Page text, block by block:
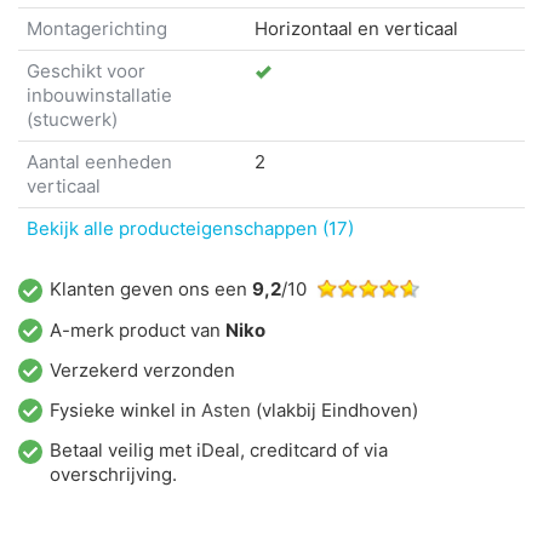
Montagerichting
Horizontaal en verticaal
Geschikt voor
inbouwinstallatie
(stucwerk)
Aantal eenheden
verticaal
2
Bekijk alle producteigenschappen (17)
Klanten geven ons een 9,2/10
A-merk product van Niko
Verzekerd verzonden
Fysieke winkel in Asten (vlakbij Eindhoven)
Betaal veilig met iDeal, creditcard of via
overschrijving.